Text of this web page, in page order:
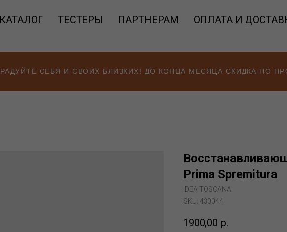
КАТАЛОГ ТЕСТЕРЫ ПАРТНЕРАМ ОПЛАТА И
РАДУЙТЕ СЕБЯ И СВОИХ БЛИЗКИХ! ДО КОНЦА МЕСЯЦА СКИДКА ПО
Prima Spremitura
IDEA TOSCANA
SKU: 430044
1900,00 р.